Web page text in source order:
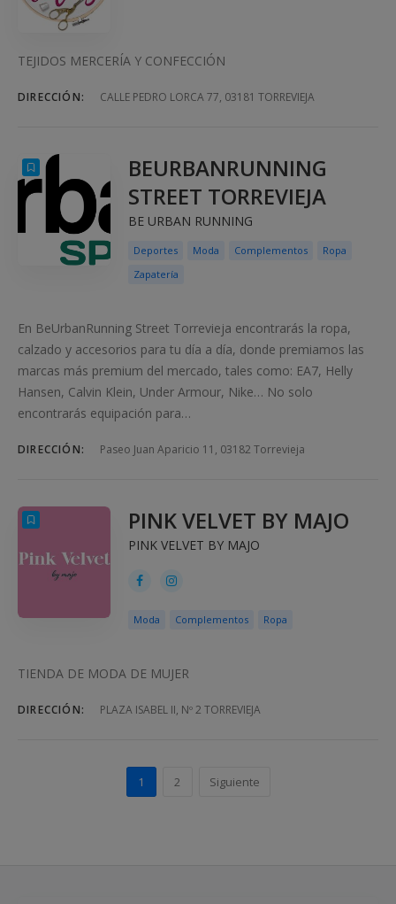
TEJIDOS MERCERÍA Y CONFECCIÓN
DIRECCIÓN: CALLE PEDRO LORCA 77, 03181 TORREVIEJA
BEURBANRUNNING
STREET TORREVIEJA
BE URBAN RUNNING
Deportes Moda Complementos
Ropa
Zapatería
En BeUrbanRunning Street Torrevieja encontrarás la ropa,
calzado y accesorios para tu día a día, donde premiamos las
marcas más premium del mercado, tales como: EA7, Helly
Hansen, Calvin Klein, Under Armour, Nike… No solo
encontrarás equipación para…
DIRECCIÓN: Paseo Juan Aparicio 11, 03182 Torrevieja
PINK VELVET BY MAJO
PINK VELVET BY MAJO
Moda Complementos Ropa
TIENDA DE MODA DE MUJER
DIRECCIÓN: PLAZA ISABEL II, Nº 2 TORREVIEJA
1 2 Siguiente